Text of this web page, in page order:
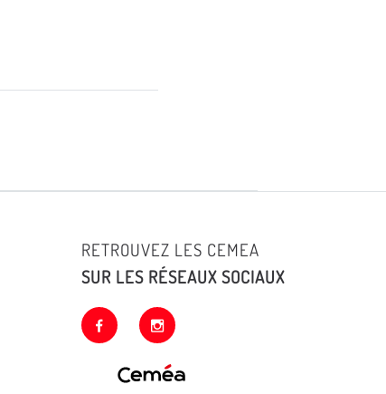
RETROUVEZ LES CEMEA
SUR LES RÉSEAUX SOCIAUX
facebook instagram